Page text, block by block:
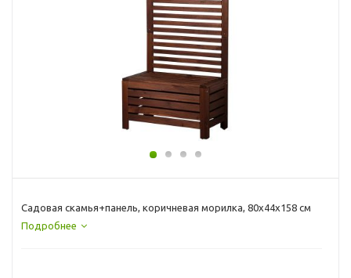
Садовая скамья+панель, коричневая морилка, 80x44x158 см
Подробнее